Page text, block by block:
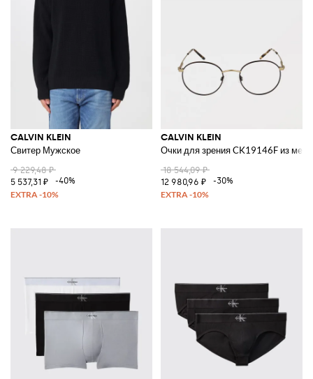
CALVIN KLEIN
Свитер Мужское
9 229,48 ₽
5 537,31 ₽
-40%
CALVIN KLEIN
Очки для зрения CK19146F из
18 544,09 ₽
12 980,96 ₽
-30%